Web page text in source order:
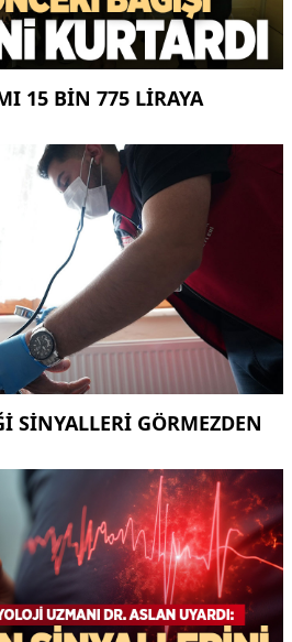
15 BIN 775 LIRAYA
SINYALLERI GÖRMEZDEN